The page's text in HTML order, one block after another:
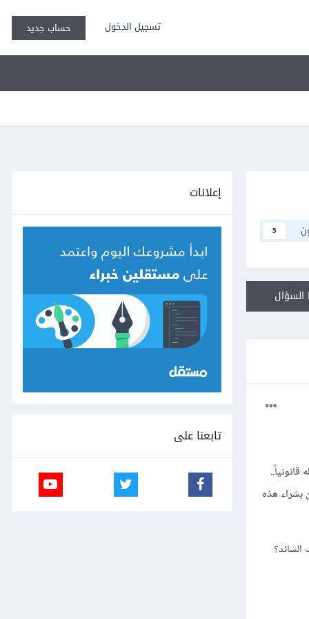
تسجيل الدخول حساب جديد
5
بشراء هذه
إعلانات
تابعنا على